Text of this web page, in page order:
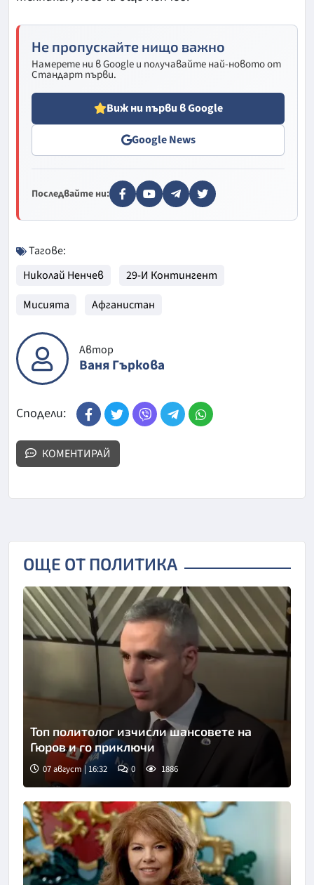
Не пропускайте нищо важно
Намерете ни в Google и получавайте най-новото от
Стандарт първи.
Виж ни първи в Google
Google News
Последвайте ни:
Тагове:
Николай Ненчев
29-И Контингент
Мисията
Афганистан
Автор
Ваня Гъркова
Сподели:
КОМЕНТИРАЙ
ОЩЕ ОТ ПОЛИТИКА
Топ политолог изчисли шансовете на
Гюров и го приключи
07 август | 16:32 0 1886